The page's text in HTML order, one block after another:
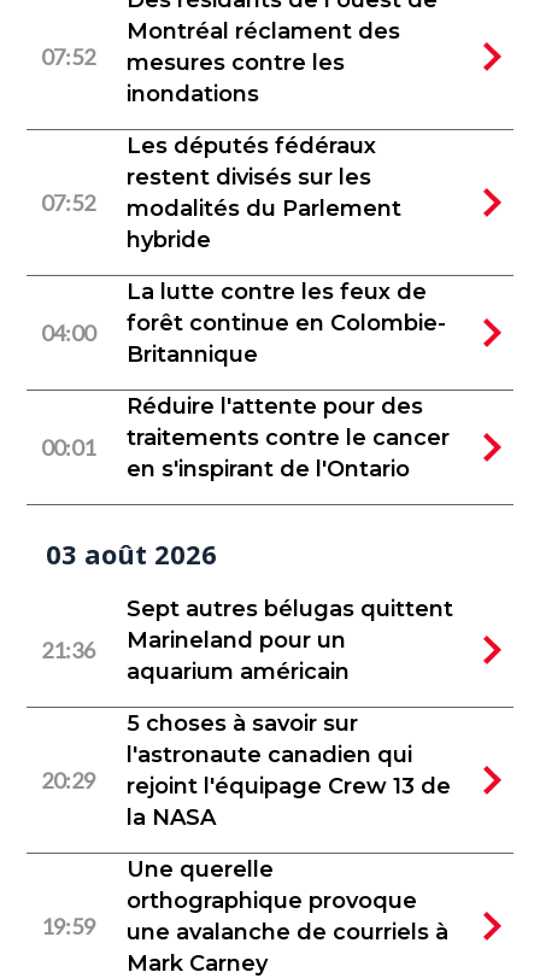
07:52
Montréal réclament des
mesures contre les
inondations
07:52
Les députés fédéraux
restent divisés sur les
modalités du Parlement
hybride
04:00
La lutte contre les feux de
forêt continue en Colombie-
Britannique
00:01
Réduire l'attente pour des
traitements contre le cancer
en s'inspirant de l'Ontario
03 août 2026
21:36
Sept autres bélugas quittent
Marineland pour un
aquarium américain
20:29
5 choses à savoir sur
l'astronaute canadien qui
rejoint l'équipage Crew 13 de
la NASA
19:59
Une querelle
orthographique provoque
une avalanche de courriels à
Mark Carney